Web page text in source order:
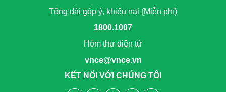
Tổng đài góp ý, khiếu nại (Miễn phí)
1800.1007
Hòm thư điện tử
vnce@vnce.vn
KẾT NỐI VỚI CHÚNG TÔI